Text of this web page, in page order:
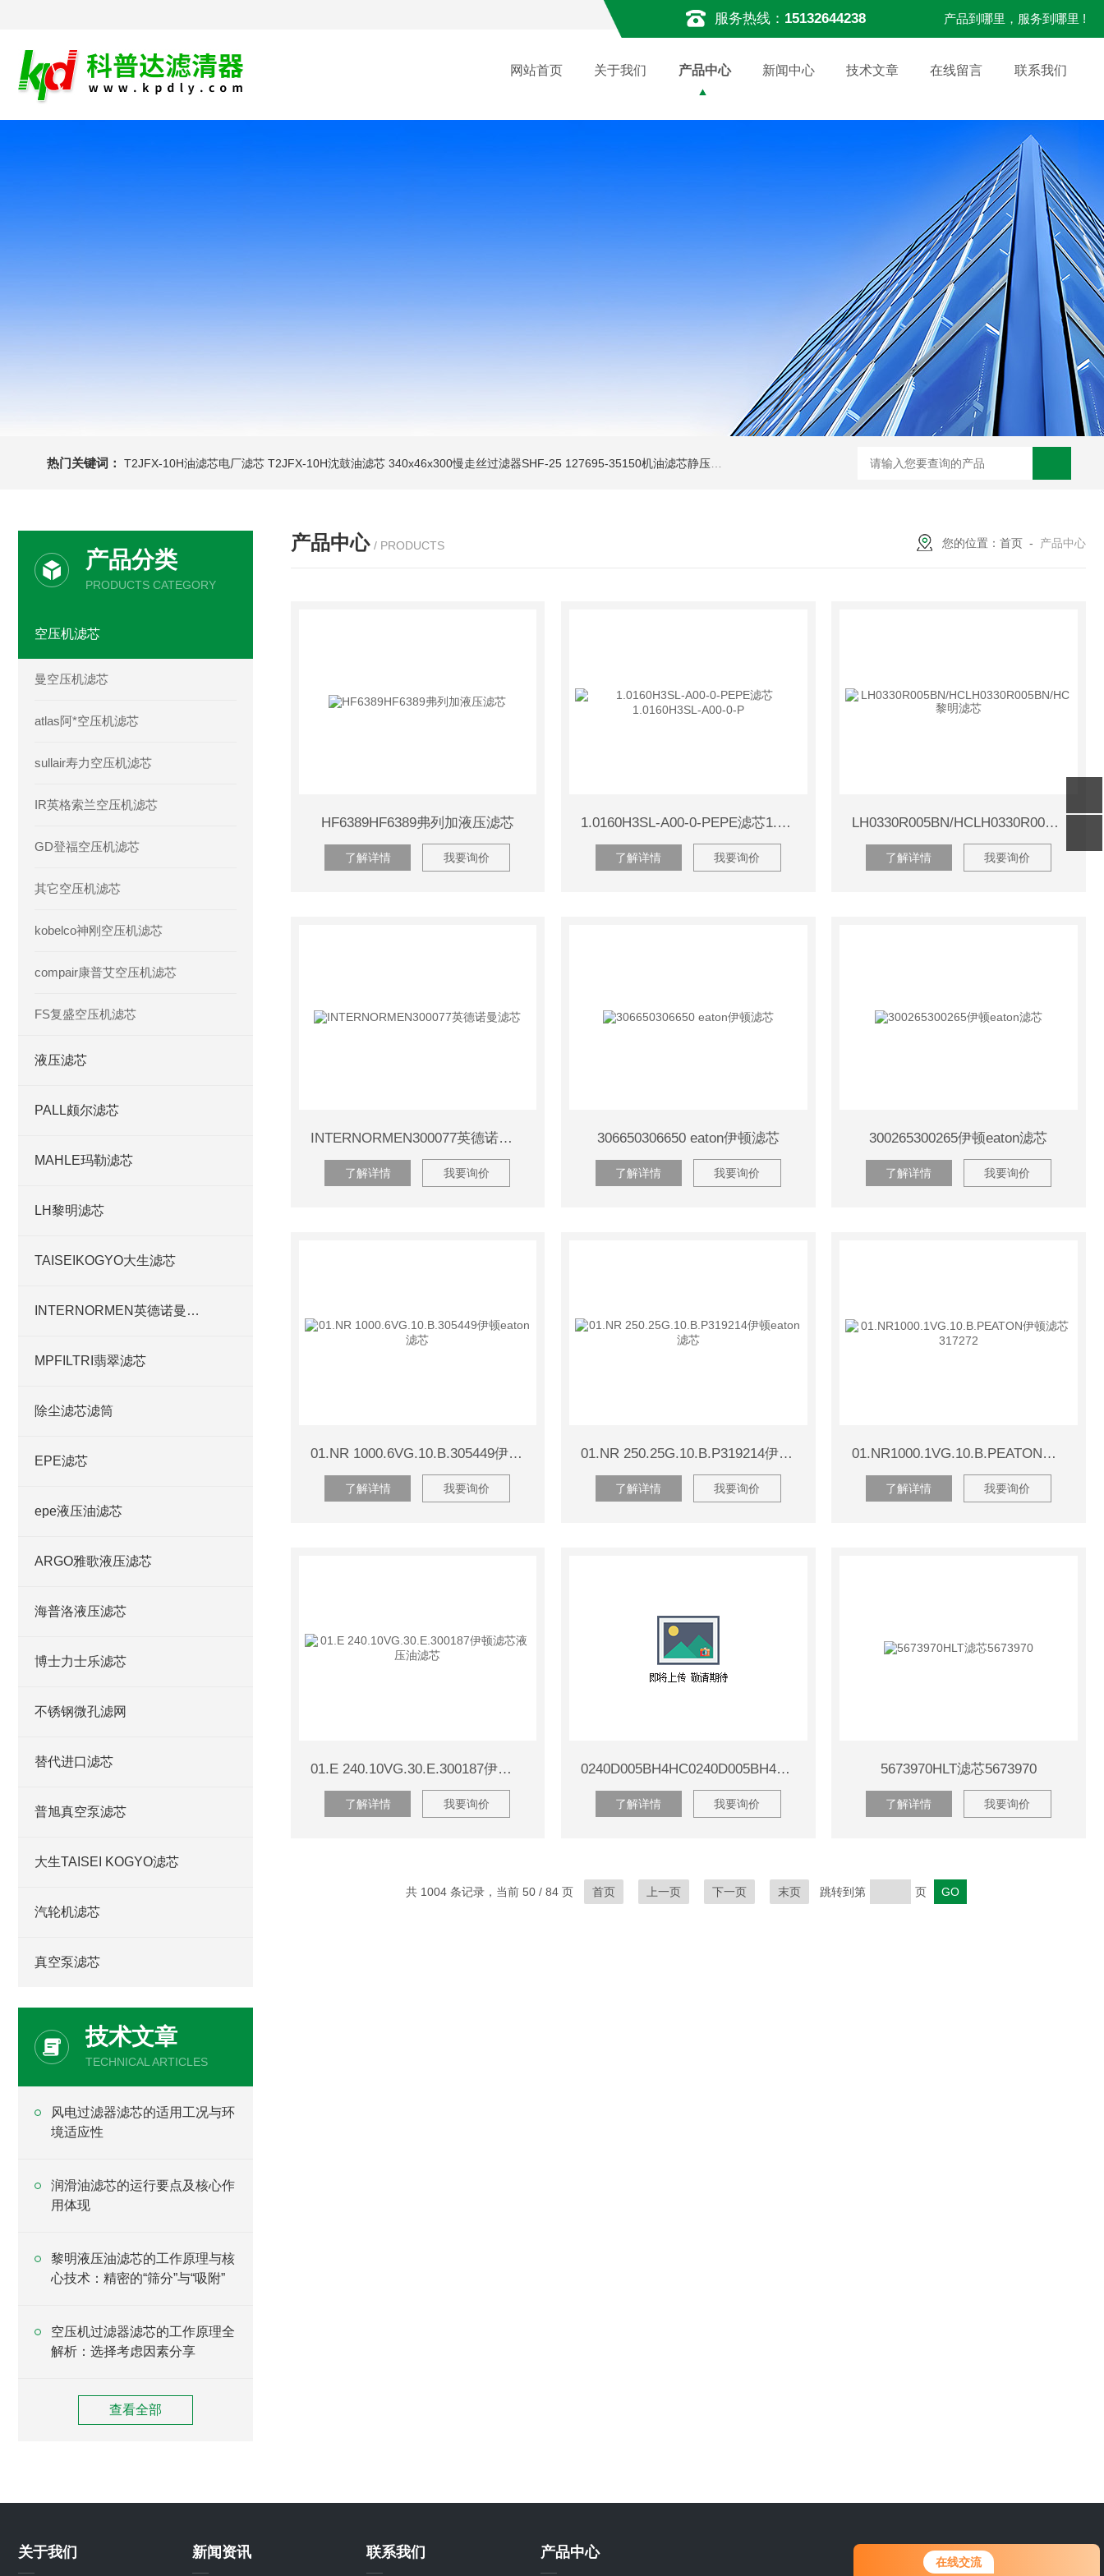
在线交流
您好！欢迎前来咨询，很高兴为您
服务，请问您要咨询什么问题呢？
服务热线： 15132644238 产品到哪里，服务到哪里 !
网站首页 关于我们 产品中心 新闻中心 技术文章 在线留言 联系我们
热门关键词： T2JFX-10H油滤芯电厂滤芯 T2JFX-10H沈鼓油滤芯 340x46x300慢走丝过滤器SHF-25 127695-35150机油滤芯静压机滤芯 0250DN010BN4HC液压油滤芯 CST71005离心机滤芯
产品分类
PRODUCTS CATEGORY
空压机滤芯
曼空压机滤芯
atlas阿*空压机滤芯
sullair寿力空压机滤芯
IR英格索兰空压机滤芯
GD登福空压机滤芯
其它空压机滤芯
kobelco神刚空压机滤芯
compair康普艾空压机滤芯
FS复盛空压机滤芯
液压滤芯
PALL颇尔滤芯
MAHLE玛勒滤芯
LH黎明滤芯
TAISEIKOGYO大生滤芯
INTERNORMEN英德诺曼滤芯
MPFILTRI翡翠滤芯
除尘滤芯滤筒
EPE滤芯
epe液压油滤芯
ARGO雅歌液压滤芯
海普洛液压滤芯
博士力士乐滤芯
不锈钢微孔滤网
替代进口滤芯
普旭真空泵滤芯
大生TAISEI KOGYO滤芯
汽轮机滤芯
真空泵滤芯
技术文章
TECHNICAL ARTICLES
风电过滤器滤芯的适用工况与环
境适应性
润滑油滤芯的运行要点及核心作
用体现
黎明液压油滤芯的工作原理与核
心技术：精密的“筛分”与“吸附”
空压机过滤器滤芯的工作原理全
解析：选择考虑因素分享
查看全部
产品中心 / PRODUCTS 您的位置： 首页 - 产品中心
HF6389HF6389弗列加液压滤芯
了解详情 我要询价
1.0160H3SL-A00-0-PEPE滤芯1.0160H3SL-A00-0-P
了解详情 我要询价
LH0330R005BN/HCLH0330R005BN/HC黎明滤芯
了解详情 我要询价
INTERNORMEN300077英德诺曼滤芯
了解详情 我要询价
306650306650 eaton伊顿滤芯
了解详情 我要询价
300265300265伊顿eaton滤芯
了解详情 我要询价
01.NR 1000.6VG.10.B.305449伊顿eaton滤芯
了解详情 我要询价
01.NR 250.25G.10.B.P319214伊顿eaton滤芯
了解详情 我要询价
01.NR1000.1VG.10.B.PEATON伊顿滤芯317272
了解详情 我要询价
01.E 240.10VG.30.E.300187伊顿滤芯液压油滤芯
了解详情 我要询价
0240D005BH4HC0240D005BH4HC贺德克滤芯
了解详情 我要询价
5673970HLT滤芯5673970
了解详情 我要询价
共 1004 条记录，当前 50 / 84 页 首页 上一页 下一页 末页 跳转到第 页
关于我们 新闻资讯 联系我们 产品中心 0316-6227618